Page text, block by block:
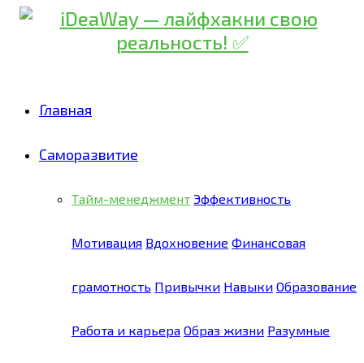
Главная
Саморазвитие
Тайм-менеджмент Эффективность
Мотивация Вдохновение Финансовая
грамотность Привычки Навыки Образование
Работа и карьера Образ жизни Разумные